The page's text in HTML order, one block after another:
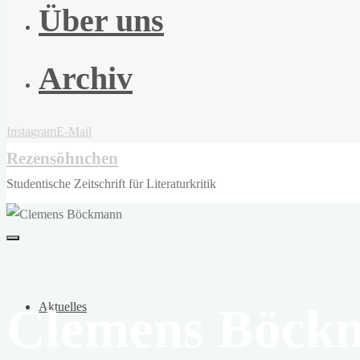
Über uns
Archiv
InstagramE-Mail
Rezensöhnchen
Studentische Zeitschrift für Literaturkritik
Aktuelles
Clemens